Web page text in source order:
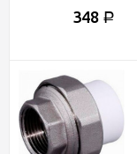
348 Р